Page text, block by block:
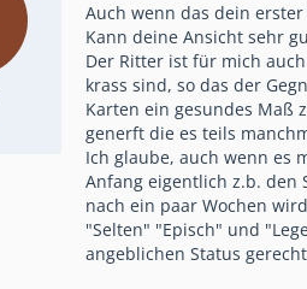
Auch wenn das dein
Kann deine Ansicht sehr
Der Ritter ist für mich
krass sind, so das der
Karten ein gesundes Maß
generft die es teils
Ich glaube, auch wenn es
Anfang eigentlich z.b. den
nach ein paar Wochen
"Selten" "Episch" und
angeblichen Status